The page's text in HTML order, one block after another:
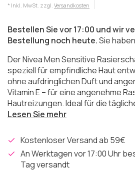
* Inkl. MwSt. zzgl. Versandkosten
Bestellen Sie vor 17:00 und wir
Bestellung noch heute.Sie haben
Der Nivea Men Sensitive
speziell für empfindliche Haut
ohne aufdringlichen Duft und
Vitamin E – für eine angenehme
Hautreizungen. Ideal für die
Lesen Sie mehr
Kostenloser Versand ab 59€
An Werktagen vor 17:00 Uhr
Tag versandt